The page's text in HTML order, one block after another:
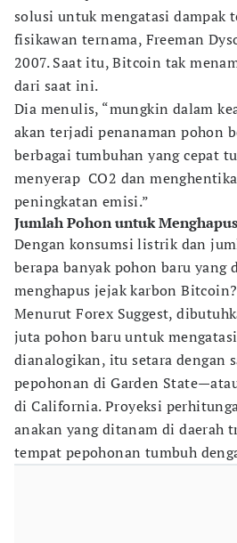
solusi untuk mengatasi dampak
fisikawan ternama, Freeman
2007. Saat itu, Bitcoin tak
dari saat ini.
Dia menulis, “mungkin dalam
akan terjadi penanaman pohon
berbagai tumbuhan yang cepat
menyerap CO2 dan
peningkatan emisi.”
Jumlah Pohon untuk
Dengan konsumsi listrik dan
berapa banyak pohon baru
menghapus jejak karbon Bitcoin?
Menurut Forex Suggest,
juta pohon baru untuk
dianalogikan, itu setara dengan
pepohonan di Garden
di California. Proyeksi
anakan yang ditanam di daerah
tempat pepohonan tumbuh